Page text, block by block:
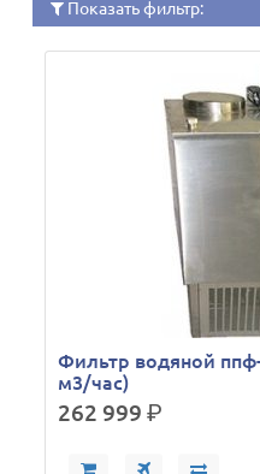
Показать фильтр:
Фильтр водяной
м3/час)
262 999р.